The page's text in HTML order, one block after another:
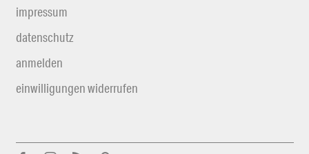
impressum
datenschutz
anmelden
einwilligungen widerrufen